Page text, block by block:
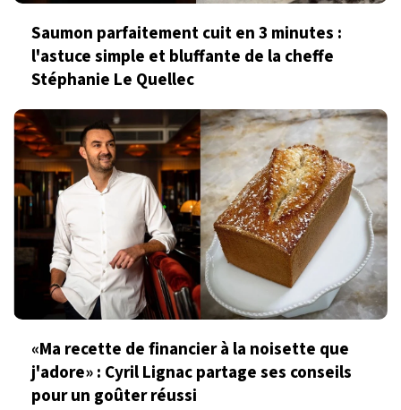
Saumon parfaitement cuit en 3 minutes :
l'astuce simple et bluffante de la cheffe
Stéphanie Le Quellec
«Ma recette de financier à la noisette que
j'adore» : Cyril Lignac partage ses conseils
pour un goûter réussi